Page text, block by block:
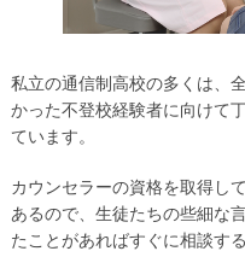
私立の通信制高校の多くは、
かった不登校経験者に向けて
ています。
カウンセラーの資格を取得し
あるので、生徒たちの些細な
たことがあればすぐに相談す